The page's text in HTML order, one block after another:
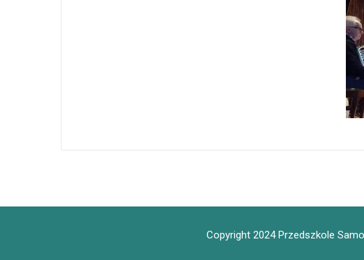
Copyright 2024 Przedszkole